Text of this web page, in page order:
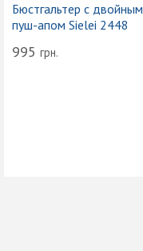
Бюстгальтер с двойным
пуш-апом Sielei 2448
995 грн.